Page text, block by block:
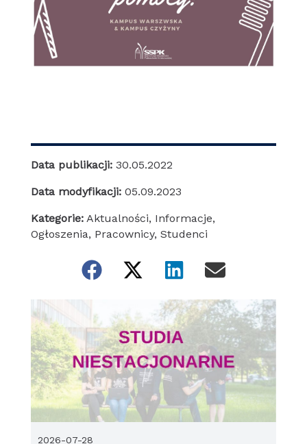
Data publikacji: 30.05.2022
Data modyfikacji: 05.09.2023
Kategorie: Aktualności, Informacje,
Ogłoszenia, Pracownicy, Studenci
2026-07-28